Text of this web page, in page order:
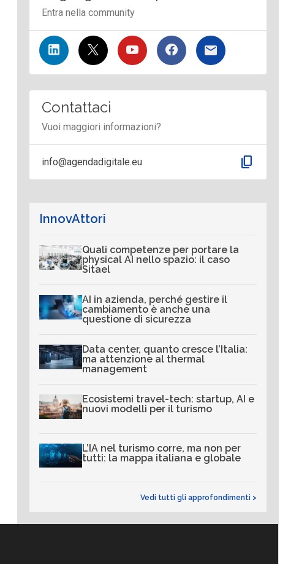
Entra nella community
Contattaci
Vuoi maggiori informazioni?
info@agendadigitale.eu content_copy
InnovAttori
Quali competenze per portare la
physical AI nello spazio: il caso
Sitael
AI in azienda, perché gestire il
cambiamento è anche una
questione di sicurezza
Data center, quanto cresce l’Italia:
ma attenzione al thermal
management
Ecosistemi travel-tech: startup, AI e
nuovi modelli per il turismo
L’IA nel turismo corre, ma non per
tutti: la mappa italiana e globale
Vedi tutti gli approfondimenti >